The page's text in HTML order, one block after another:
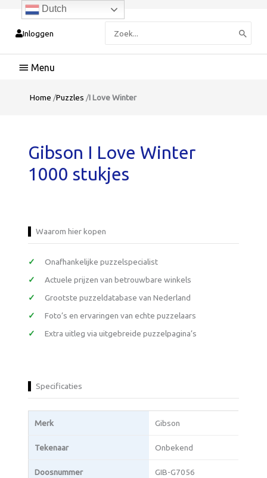
Inloggen
naar:
Hoofdmenu
Home /Puzzles /I Love Winter
Gibson I Love Winter
1000 stukjes
Waarom hier kopen
Onafhankelijke puzzelspecialist
Actuele prijzen van betrouwbare winkels
Grootste puzzeldatabase van Nederland
Foto’s en ervaringen van echte puzzelaars
Extra uitleg via uitgebreide puzzelpagina’s
Specificaties
Merk Gibson
Tekenaar Onbekend
Doosnummer GIB-G7056
Dutch